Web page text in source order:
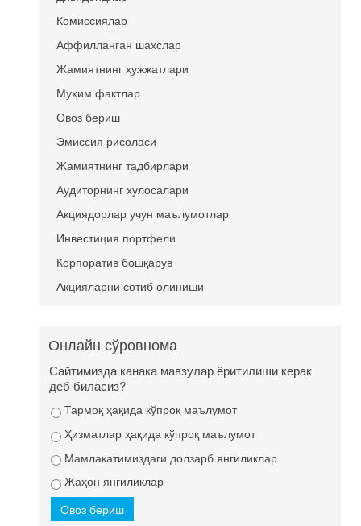
Комиссиялар
Аффилланган шахслар
Жамиятнинг ҳужжатлари
Муҳим фактлар
Овоз бериш
Эмиссия рисоласи
Жамиятнинг тадбирлари
Аудиторнинг хулосалари
Акциядорлар учун маълумотлар
Инвестиция портфели
Корпоратив бошқарув
Акцияларни сотиб олиниши
Онлайн сўровнома
Сайтимизда канака мавзулар ёритилиши керак
деб биласиз?
Тармоқ ҳақида кўпроқ маълумот
Ҳизматлар ҳақида кўпроқ маълумот
Мамлакатимиздаги долзарб янгиликлар
Жаҳон янгиликлар